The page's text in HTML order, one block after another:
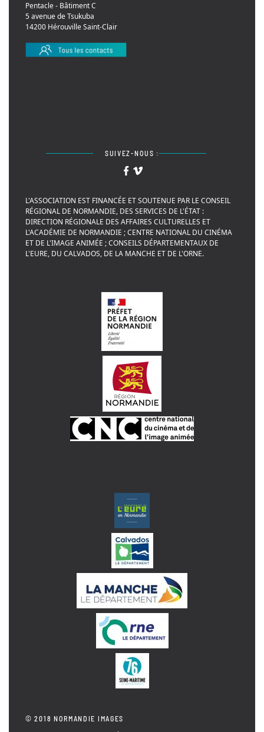
Pentacle - Bâtiment C
5 avenue de Tsukuba
14200 Hérouville Saint-Clair
SUIVEZ-NOUS :
L'ASSOCIATION EST FINANCÉE ET SOUTENUE PAR LE CONSEIL
RÉGIONAL DE NORMANDIE, DES SERVICES DE L'ÉTAT :
DIRECTION RÉGIONALE DES AFFAIRES CULTURELLES ET
L'ACADÉMIE DE NORMANDIE ; CENTRE NATIONAL DU CINÉMA
ET DE L'IMAGE ANIMÉE ; CONSEILS DÉPARTEMENTAUX DE
L'EURE, DU CALVADOS, DE LA MANCHE ET DE L'ORNE.
© 2018 NORMANDIE IMAGES